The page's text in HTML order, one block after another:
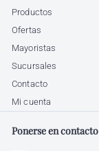
Productos
Ofertas
Mayoristas
Sucursales
Contacto
Mi cuenta
Ponerse en contacto